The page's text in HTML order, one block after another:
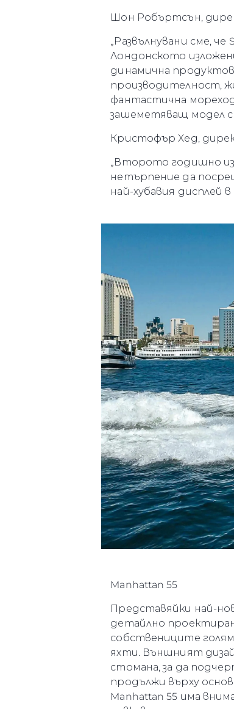
Шон Робъртсън,
„Развълнувани сме,
Лондонското
динамична
производителност,
фантастична
зашеметяващ модел с
Кристофър Хед,
„Второто годишно
нетърпение да
най-хубавия дисплей в
Manhattan 55
Представяйки най-
детайлно
собствениците
яхти. Външният
стомана, за да
продължи върху
Manhattan 55 има
Карта